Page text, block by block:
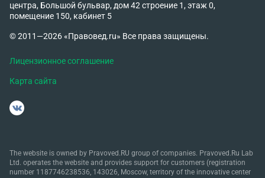
центра, Большой бульвар, дом 42 строение 1, этаж 0,
помещение 150, кабинет 5
© 2011—2026 «Правовед.ru» Все права защищены.
Лицензионное соглашение
Карта сайта
The website is owned by Pravoved.RU group of companies. Pravoved.Ru Lab
Ltd. operates the website and provides support for customers (registration
number 1187746238536, 143026, Moscow, territory of the innovative center